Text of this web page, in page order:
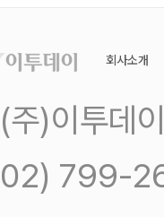
회사소개
(주)이투데
02) 799-